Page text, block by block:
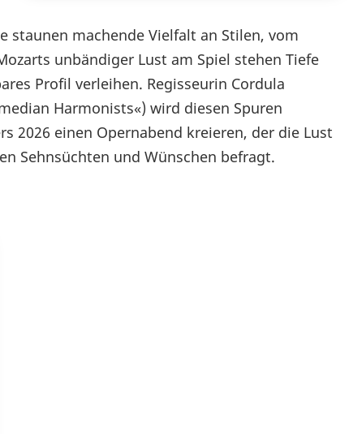
staunen machende Vielfalt an Stilen, vom
unbändiger Lust am Spiel stehen Tiefe
Profil verleihen. Regisseurin Cordula
Harmonists«) wird diesen Spuren
2026 einen Opernabend kreieren, der die Lust
Sehnsüchten und Wünschen befragt.